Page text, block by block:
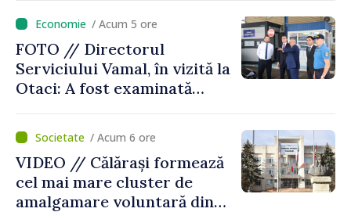
cetățenii să reducă
consumul în orele de vârf
/ Acum 5 ore
FOTO // Directorul
Serviciului Vamal, în vizită la
Otaci: A fost examinată
control vamal cu un scanner
performant/ Acum 6 ore
VIDEO // Călărași formează
cel mai mare cluster de
amalgamare voluntară din